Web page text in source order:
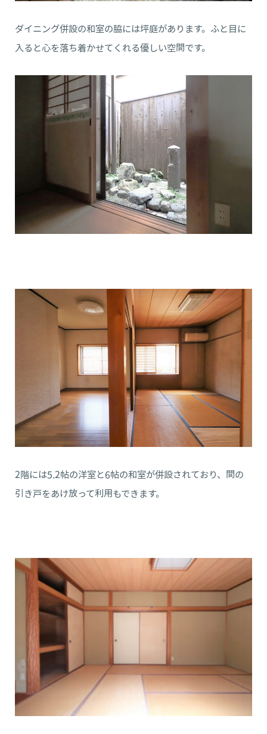
ダイニング併設の和室の脇には坪庭があります。ふと目に
入ると心を落ち着かせてくれる優しい空間です。
2階には5.2帖の洋室と6帖の和室が併設されており、間の
引き戸をあけ放って利用もできます。